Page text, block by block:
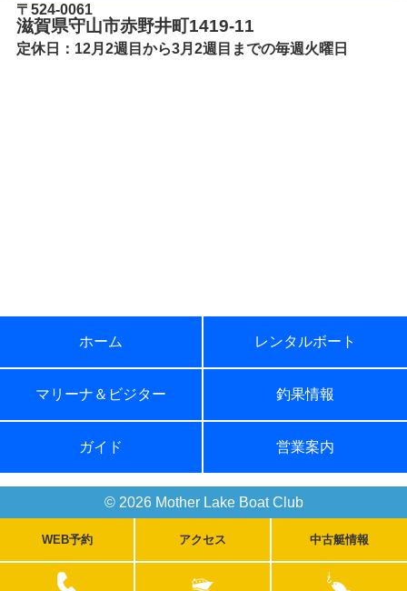
〒524-0061
滋賀県守山市赤野井町1419-11
定休日：12月2週目から3月2週目までの毎週火曜日
ホーム レンタルボート
マリーナ＆ビジター 釣果情報
ガイド 営業案内
© 2026 Mother Lake Boat Club
WEB予約 アクセス 中古艇情報